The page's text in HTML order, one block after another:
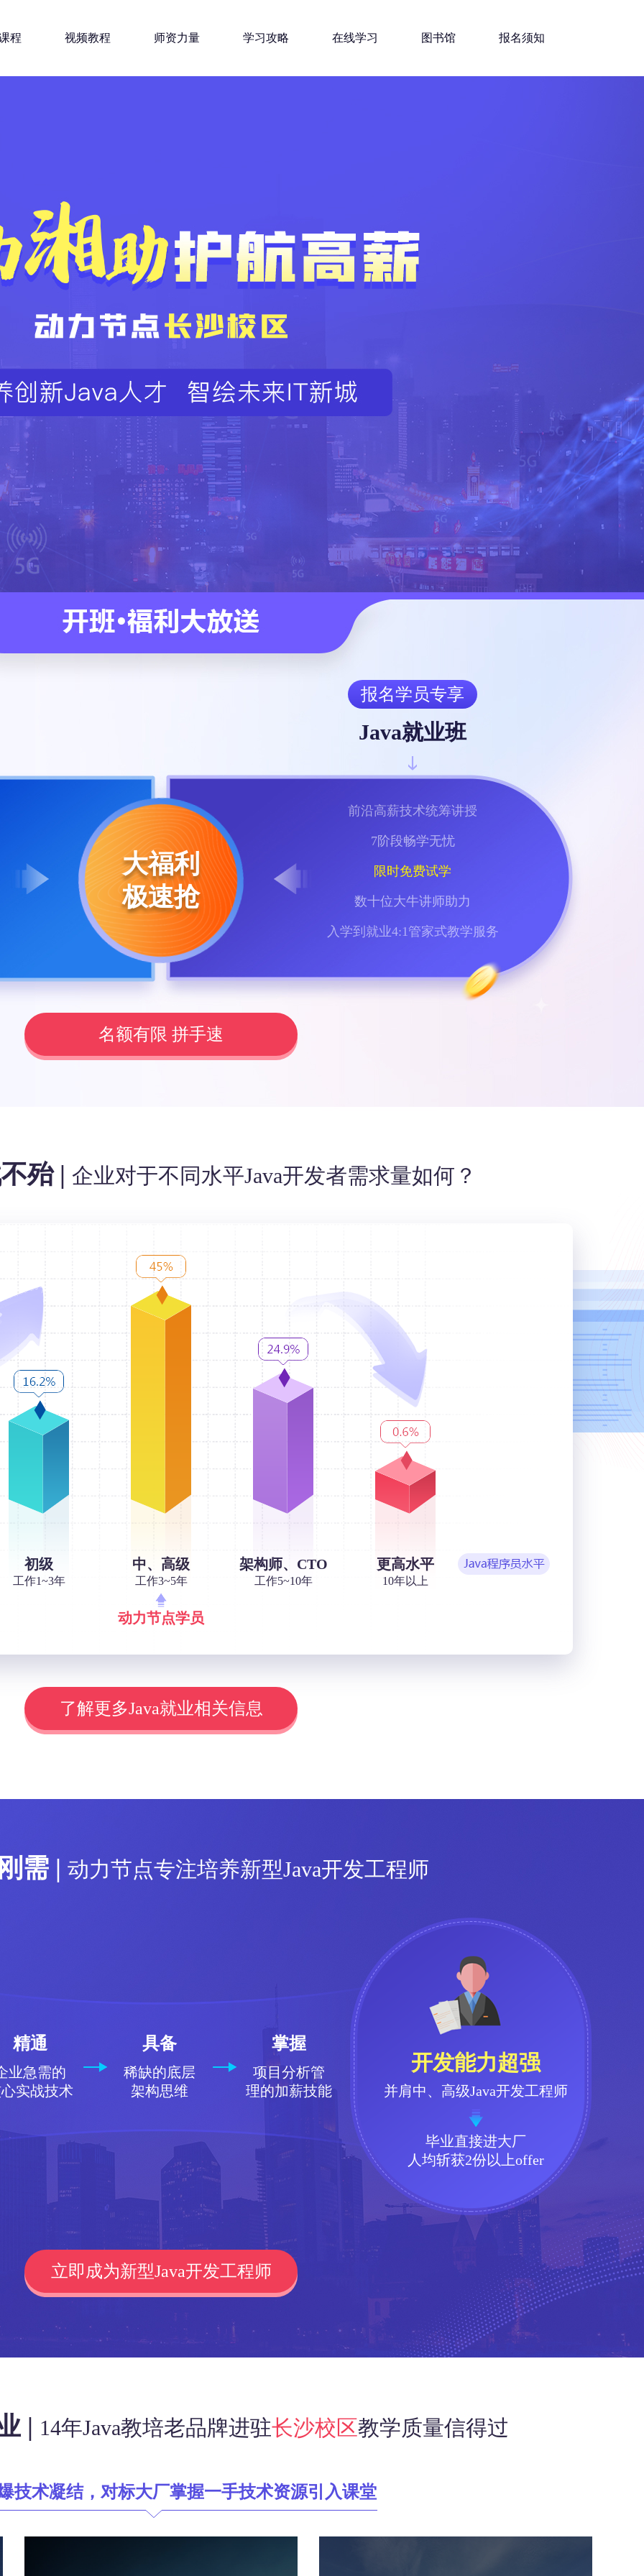
程 视频教程 师资力量 学习攻略 在线学习 图书馆 报名须知
报名学员专享
Java就业班
前沿高薪技术统筹讲授
7阶段畅学无忧
限时免费试学
数十位大牛讲师助力
入学到就业4:1管家式教学服务
大福利
极速抢
名额有限 拼手速
殆 | 企业对于不同水平Java开发者需求量如何？
初级
工作1~3年
中、高级
工作3~5年
架构师、CTO
工作5~10年
更高水平
10年以上
动力节点学员
了解更多Java就业相关信息
需 | 动力节点专注培养新型Java开发工程师
精通
业急需的
实战技术
具备
稀缺的底层
架构思维
掌握
项目分析管
理的加薪技能
开发能力超强
并肩中、高级Java开发工程师
毕业直接进大厂
人均斩获2份以上offer
立即成为新型Java开发工程师
| 14年Java教培老品牌进驻长沙校区教学质量信得过
技术凝结，对标大厂掌握一手技术资源引入课堂